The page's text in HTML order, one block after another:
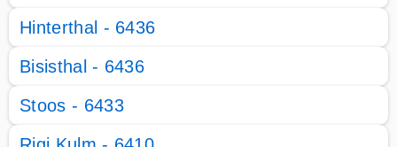
Hinterthal - 6436
Bisisthal - 6436
Stoos - 6433